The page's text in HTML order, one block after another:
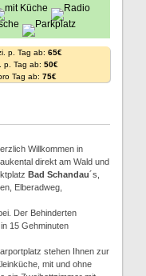
p. Tag ab: 65€
p. Tag ab: 50€
Tag ab: 75€
Willkommen in
direkt am Wald und
Bad Schandau´s,
Elberadweg,
Der Behinderten
15 Gehminuten
stehen Ihnen zur
mit und ohne